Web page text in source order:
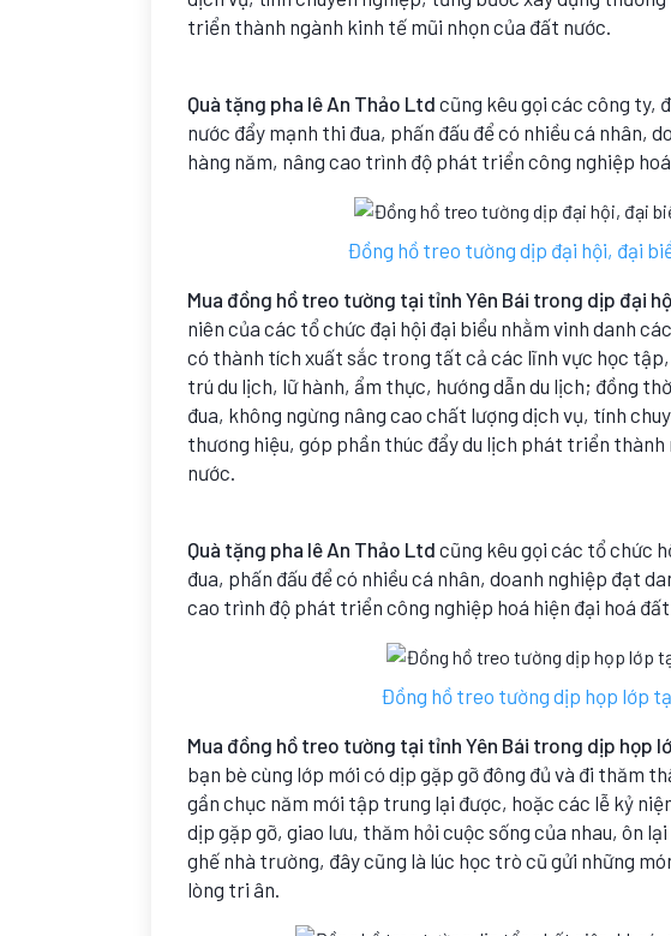
triển thành ngành kinh tế mũi nhọn của đất nước.
Quà tặng pha lê An Thảo Ltd cũng kêu gọi các công ty,
nước đẩy mạnh thi đua, phấn đấu để có nhiều cá nhân,
hàng năm, nâng cao trình độ phát triển công nghiệp hoá
Đồng hồ treo tường dịp đại hội, đại
Mua đồng hồ treo tường tại tỉnh Yên Bái trong dịp đại
niên của các tổ chức đại hội đại biểu nhằm vinh danh
có thành tích xuất sắc trong tất cả các lĩnh vực học
trú du lịch, lữ hành, ẩm thực, hướng dẫn du lịch; đồng
đua, không ngừng nâng cao chất lượng dịch vụ, tính
thương hiệu, góp phần thúc đẩy du lịch phát triển
nước.
Quà tặng pha lê An Thảo Ltd cũng kêu gọi các tổ chức
đua, phấn đấu để có nhiều cá nhân, doanh nghiệp đạt
cao trình độ phát triển công nghiệp hoá hiện đại hoá đất
Đồng hồ treo tường dịp họp lớp
Mua đồng hồ treo tường tại tỉnh Yên Bái trong dịp họp
bạn bè cùng lớp mới có dịp gặp gỡ đông đủ và đi thăm
gần chục năm mới tập trung lại được, hoặc các lễ kỷ
dịp gặp gỡ, giao lưu, thăm hỏi cuộc sống của nhau, ôn
ghế nhà trường, đây cũng là lúc học trò cũ gửi những
lòng tri ân.